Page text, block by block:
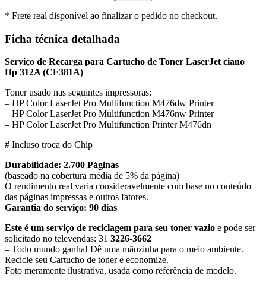
* Frete real disponível ao finalizar o pedido no checkout.
Ficha técnica detalhada
Serviço de Recarga para Cartucho de Toner LaserJet ciano
Hp 312A (CF381A)
Toner usado nas seguintes impressoras:
– HP Color LaserJet Pro Multifunction M476dw Printer
– HP Color LaserJet Pro Multifunction M476nw Printer
– HP Color LaserJet Pro Multifunction Printer M476dn
# Incluso troca do Chip
Durabilidade: 2.700 Páginas
(baseado na cobertura média de 5% da página)
O rendimento real varia consideravelmente com base no conteúdo
das páginas impressas e outros fatores.
Garantia do serviço: 90 dias
Este é um serviço de reciclagem para seu toner vazio e pode ser
solicitado no televendas: 31 3226-3662
– Todo mundo ganha! Dê uma mãozinha para o meio ambiente.
Recicle seu Cartucho de toner e economize.
​Foto meramente ilustrativa, usada como referência de modelo.